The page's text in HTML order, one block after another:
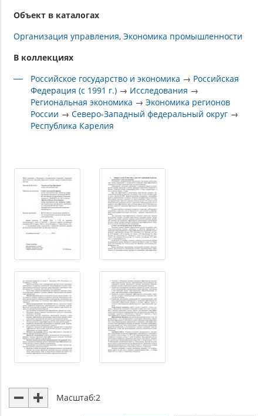
Объект в каталогах
Организация управления Экономика промышленности
В коллекциях
Российское государство и экономика → Российская
Федерация (с 1991 г.) → Исследования →
Региональная экономика →Экономика регионов
России →Северо-Западный федеральный округ →
Республика Карелия
Масштаб:2